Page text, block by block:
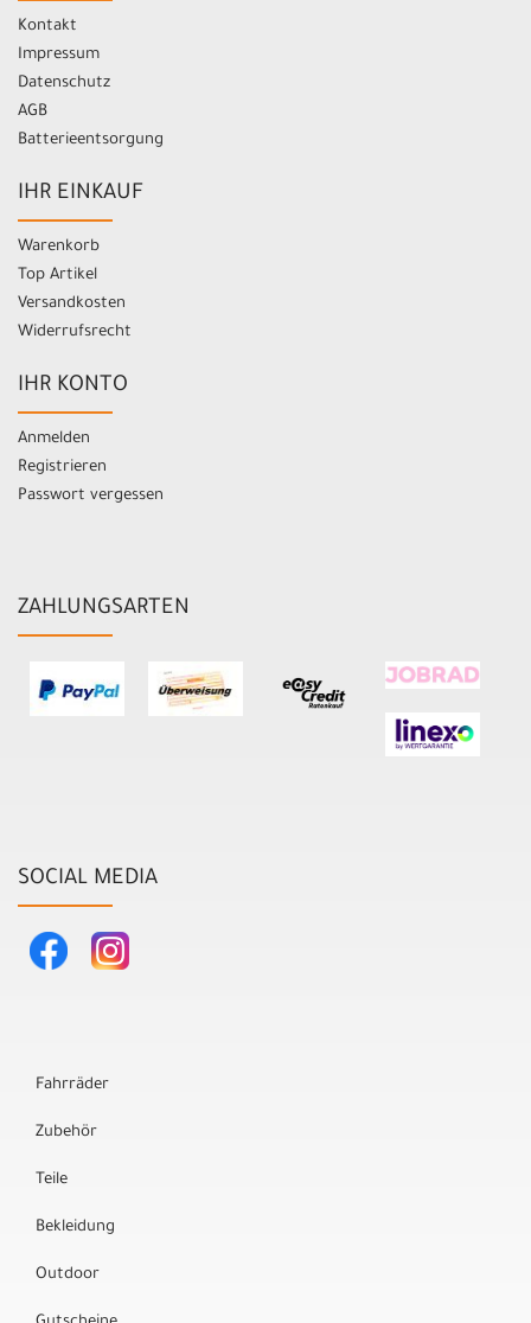
Kontakt
Impressum
Datenschutz
AGB
Batterieentsorgung
IHR EINKAUF
Warenkorb
Top Artikel
Versandkosten
Widerrufsrecht
IHR KONTO
Anmelden
Registrieren
Passwort vergessen
ZAHLUNGSARTEN
SOCIAL MEDIA
Fahrräder
Zubehör
Teile
Bekleidung
Outdoor